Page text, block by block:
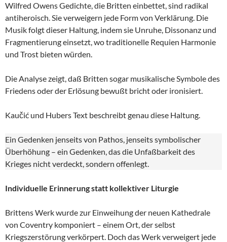
Wilfred Owens Gedichte, die Britten einbettet, sind radikal
antiheroisch. Sie verweigern jede Form von Verklärung. Die
Musik folgt dieser Haltung, indem sie Unruhe, Dissonanz und
Fragmentierung einsetzt, wo traditionelle Requien Harmonie
und Trost bieten würden.
Die Analyse zeigt, daß Britten sogar musikalische Symbole des
Friedens oder der Erlösung bewußt bricht oder ironisiert.
Kaučić und Hubers Text beschreibt genau diese Haltung.
Ein Gedenken jenseits von Pathos, jenseits symbolischer
Überhöhung – ein Gedenken, das die Unfaßbarkeit des
Krieges nicht verdeckt, sondern offenlegt.
Individuelle Erinnerung statt kollektiver Liturgie
Brittens Werk wurde zur Einweihung der neuen Kathedrale
von Coventry komponiert – einem Ort, der selbst
Kriegszerstörung verkörpert. Doch das Werk verweigert jede